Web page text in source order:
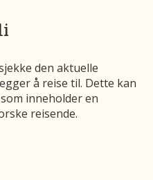
den aktuelle
å reise til. Dette kan
inneholder en
reisende.